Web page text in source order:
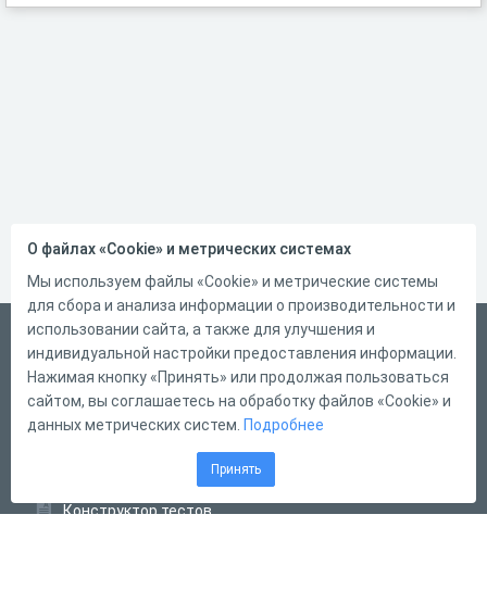
Русский
Справка
Форма обратной связи
Конструктор тестов
О файлах «Cookie» и метрических системах
Мы используем файлы «Cookie» и метрические системы
для сбора и анализа информации о производительности и
использовании сайта, а также для улучшения и
индивидуальной настройки предоставления информации.
Нажимая кнопку «Принять» или продолжая пользоваться
сайтом, вы соглашаетесь на обработку файлов «Cookie» и
данных метрических систем. Подробнее
Принять